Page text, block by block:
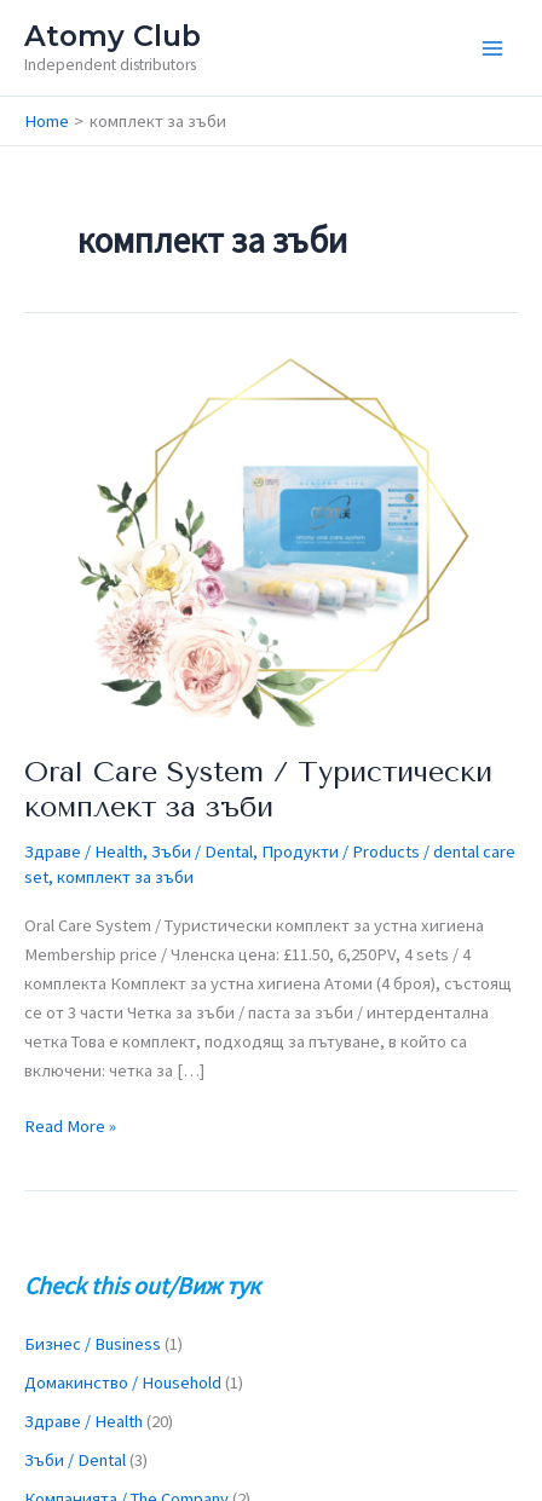
content
Atomy Club
Independent distributors
Home комплект за зъби
комплект за зъби
Oral Care System / Туристически
комплект за зъби
Здраве / Health, Зъби / Dental, Продукти / Products /dental care
set, комплект за зъби
Oral Care System / Туристически комплект за устна хигиена
Membership price / Членска цена: £11.50, 6,250PV, 4 sets / 4
комплекта Комплект за устна хигиена Атоми (4 броя), състоящ
се от 3 части Четка за зъби / паста за зъби / интердентална
четка Това е комплект, подходящ за пътуване, в който са
включени: четка за […]
Туристически
Read More »
Check this out/Виж тук
Бизнес / Business (1)
Домакинство / Household (1)
Здраве / Health (20)
Зъби / Dental (3)